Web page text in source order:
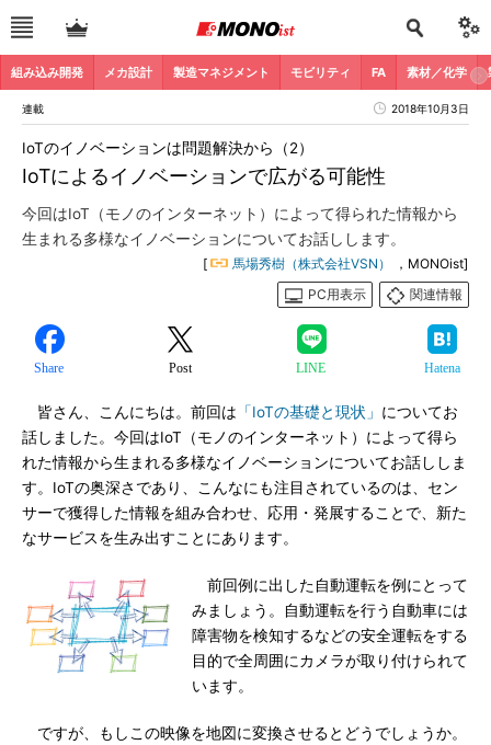
組み込み開発 メカ設計 製造マネジメント モビリティ FA 素材／化学
連載 2018年10月3日
IoTによるイノベーションで広がる可能性
IoTのイノベーションは問題解決から（2）
今回はIoT（モノのインターネット）によって得られた情報から
生まれる多様なイノベーションについてお話しします。
[ 馬場秀樹（株式会社VSN）
，MONOist]
PC用表示
関連情報
Share Post LINE Hatena
皆さん、こんにちは。前回は 「IoTの基礎と現状」 についてお
話しました。今回はIoT（モノのインターネット）によって得ら
れた情報から生まれる多様なイノベーションについてお話ししま
す。IoTの奥深さであり、こんなにも注目されているのは、セン
サーで獲得した情報を組み合わせ、応用・発展することで、新た
なサービスを生み出すことにあります。
前回例に出した自動運転を例にとって
みましょう。自動運転を行う自動車には
障害物を検知するなどの安全運転をする
目的で全周囲にカメラが取り付けられて
います。
ですが、もしこの映像を地図に変換させるとどうでしょうか。